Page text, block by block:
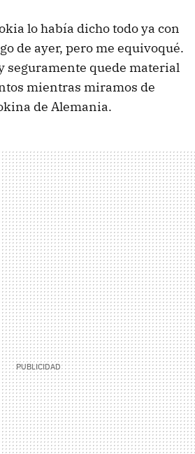
lo había dicho todo ya con
de ayer, pero me equivoqué.
seguramente quede material
mientras miramos de
de Alemania.